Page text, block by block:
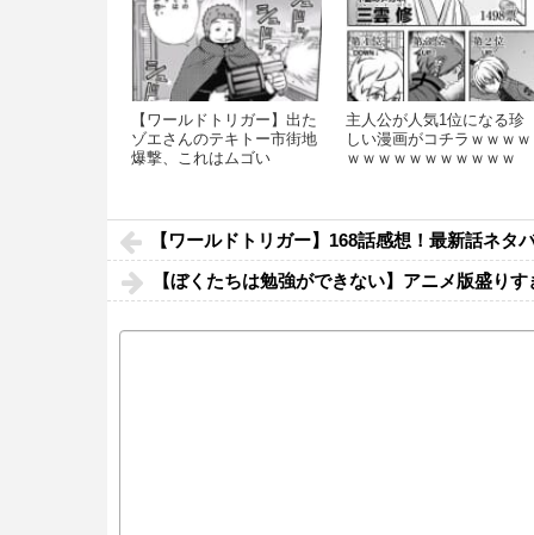
【ワールドトリガー】出た
ゾエさんのテキトー市街地
爆撃、これはムゴい
主人公が人気1位になる珍
しい漫画がコチラｗｗｗｗ
ｗｗｗｗｗｗｗｗｗｗｗ
【ワールドトリガー】168話感想！最新話ネタ
【ぼくたちは勉強ができない】アニメ版盛り